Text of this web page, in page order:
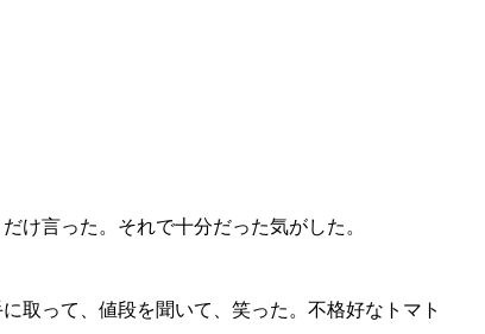
け言った。それで十分だった気がした。
取って、値段を聞いて、笑った。不格好なトマト